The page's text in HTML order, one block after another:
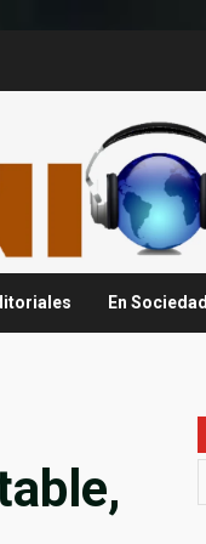
En Sociedad